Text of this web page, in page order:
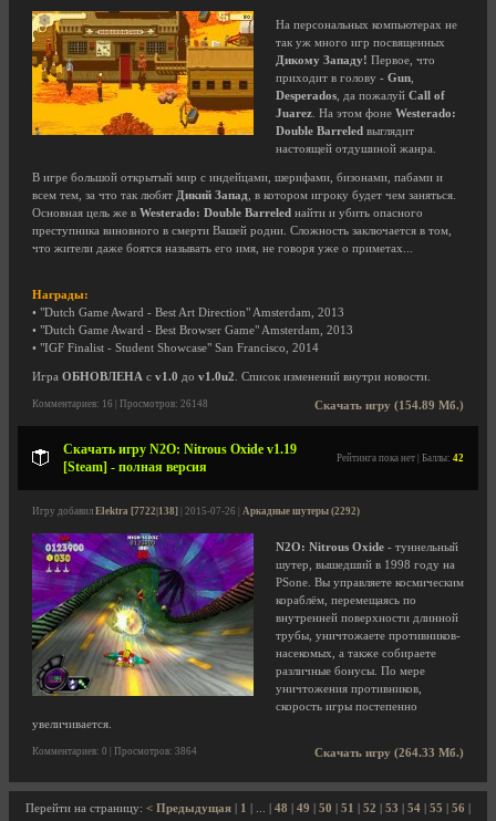
На персональных компьютерах не
так уж много игр посвященных
Дикому Западу! Первое, что
приходит в голову - Gun
Desperados , да пожалуй Call of
Juarez . На этом фоне Westerado:
Double Barreled выглядит
настоящей отдушиной жанра.
В игре большой открытый мир с индейцами, шерифами, бизонами, пабами и
всем тем, за что так любят Дикий Запад , в котором игроку будет чем заняться.
Основная цель же в Westerado: Double Barreled найти и убить опасного
преступника виновного в смерти Вашей родни. Сложность заключается в том,
что жители даже боятся называть его имя, не говоря уже о приметах...
Награды:
• "Dutch Game Award - Best Art Direction" Amsterdam, 2013
• "Dutch Game Award - Best Browser Game" Amsterdam, 2013
• "IGF Finalist - Student Showcase" San Francisco, 2014
Игра ОБНОВЛЕНА с v1.0 до v1.0u2 . Список изменений внутри новости.
Скачать игру (154.89 Мб.)
Комментариев: 16 | Просмотров: 26148
Скачать игру N2O: Nitrous Oxide v1.19
[Steam] - полная версия
Рейтинга пока нет | Баллы: 42
Игру добавил Elektra [7722|138] | 2015-07-26 | Аркадные шутеры (2292)
N2O: Nitrous Oxide - туннельный
шутер, вышедший в 1998 году на
PSone. Вы управляете космическим
кораблём, перемещаясь по
внутренней поверхности длинной
трубы, уничтожаете противников-
насекомых, а также собираете
различные бонусы. По мере
уничтожения противников,
скорость игры постепенно
увеличивается.
Скачать игру (264.33 Мб.)
Комментариев: 0 | Просмотров: 3864
Перейти на страницу: < Предыдущая 1 48 49 50 51 52 53 54 55 56